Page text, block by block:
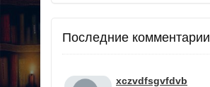
Последние комментарии
xczvdfsgvfdvb